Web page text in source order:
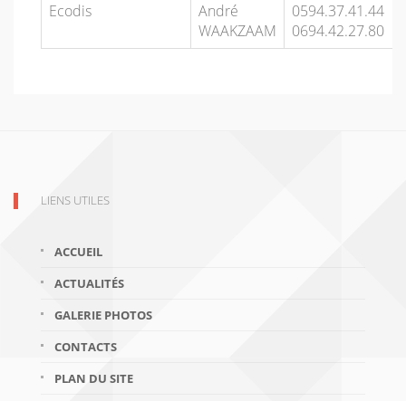
Ecodis
André
WAAKZAAM
0594.37.41.44
0694.42.27.80
LIENS UTILES
ACCUEIL
ACTUALITÉS
GALERIE PHOTOS
CONTACTS
PLAN DU SITE